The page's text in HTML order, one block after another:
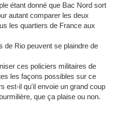
étant donné que Bac Nord sort
autant comparer les deux
les quartiers de France aux
de Rio peuvent se plaindre de
ces policiers militaires de
les façons possibles sur ce
est-il qu'il envoie un grand coup
que ça plaise ou non.